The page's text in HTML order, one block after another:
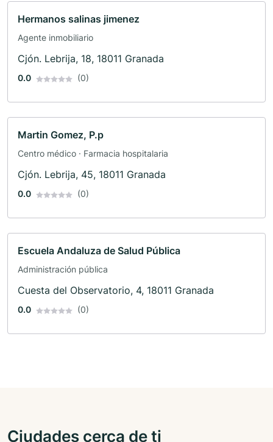
Hermanos salinas jimenez
Agente inmobiliario
Cjón. Lebrija, 18, 18011 Granada
0.0 (0)
Martin Gomez, P.p
Centro médico · Farmacia hospitalaria
Cjón. Lebrija, 45, 18011 Granada
0.0 (0)
Escuela Andaluza de Salud Pública
Administración pública
Cuesta del Observatorio, 4, 18011 Granada
0.0 (0)
Ciudades cerca de ti